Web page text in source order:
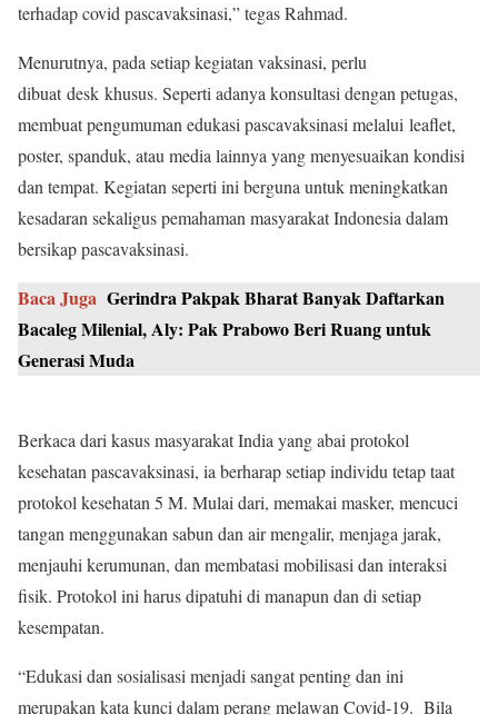
terhadap covid pascavaksinasi,” tegas Rahmad.
Menurutnya, pada setiap kegiatan vaksinasi, perlu
dibuat desk khusus. Seperti adanya konsultasi dengan petugas,
membuat pengumuman edukasi pascavaksinasi melalui leaflet,
poster, spanduk, atau media lainnya yang menyesuaikan kondisi
dan tempat. Kegiatan seperti ini berguna untuk meningkatkan
kesadaran sekaligus pemahaman masyarakat Indonesia dalam
bersikap pascavaksinasi.
Baca Juga Gerindra Pakpak Bharat Banyak Daftarkan
Bacaleg Milenial, Aly: Pak Prabowo Beri Ruang untuk
Generasi Muda
Berkaca dari kasus masyarakat India yang abai protokol
kesehatan pascavaksinasi, ia berharap setiap individu tetap taat
protokol kesehatan 5 M. Mulai dari, memakai masker, mencuci
tangan menggunakan sabun dan air mengalir, menjaga jarak,
menjauhi kerumunan, dan membatasi mobilisasi dan interaksi
fisik. Protokol ini harus dipatuhi di manapun dan di setiap
kesempatan.
“Edukasi dan sosialisasi menjadi sangat penting dan ini
merupakan kata kunci dalam perang melawan Covid-19. Bila